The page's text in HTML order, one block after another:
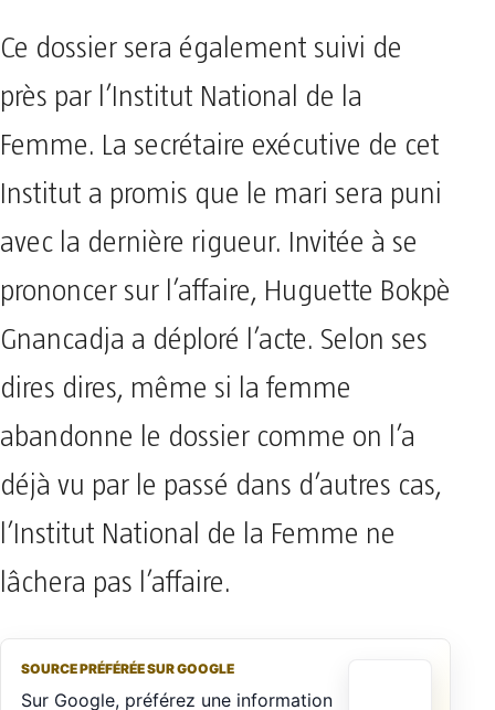
Ce dossier sera également suivi de
près par l’Institut National de la
Femme. La secrétaire exécutive de cet
Institut a promis que le mari sera puni
avec la dernière rigueur. Invitée à se
prononcer sur l’affaire, Huguette Bokpè
Gnancadja a déploré l’acte. Selon ses
dires dires, même si la femme
abandonne le dossier comme on l’a
déjà vu par le passé dans d’autres cas,
l’Institut National de la Femme ne
lâchera pas l’affaire.
SOURCE PRÉFÉRÉE SUR GOOGLE
Sur Google, préférez une information